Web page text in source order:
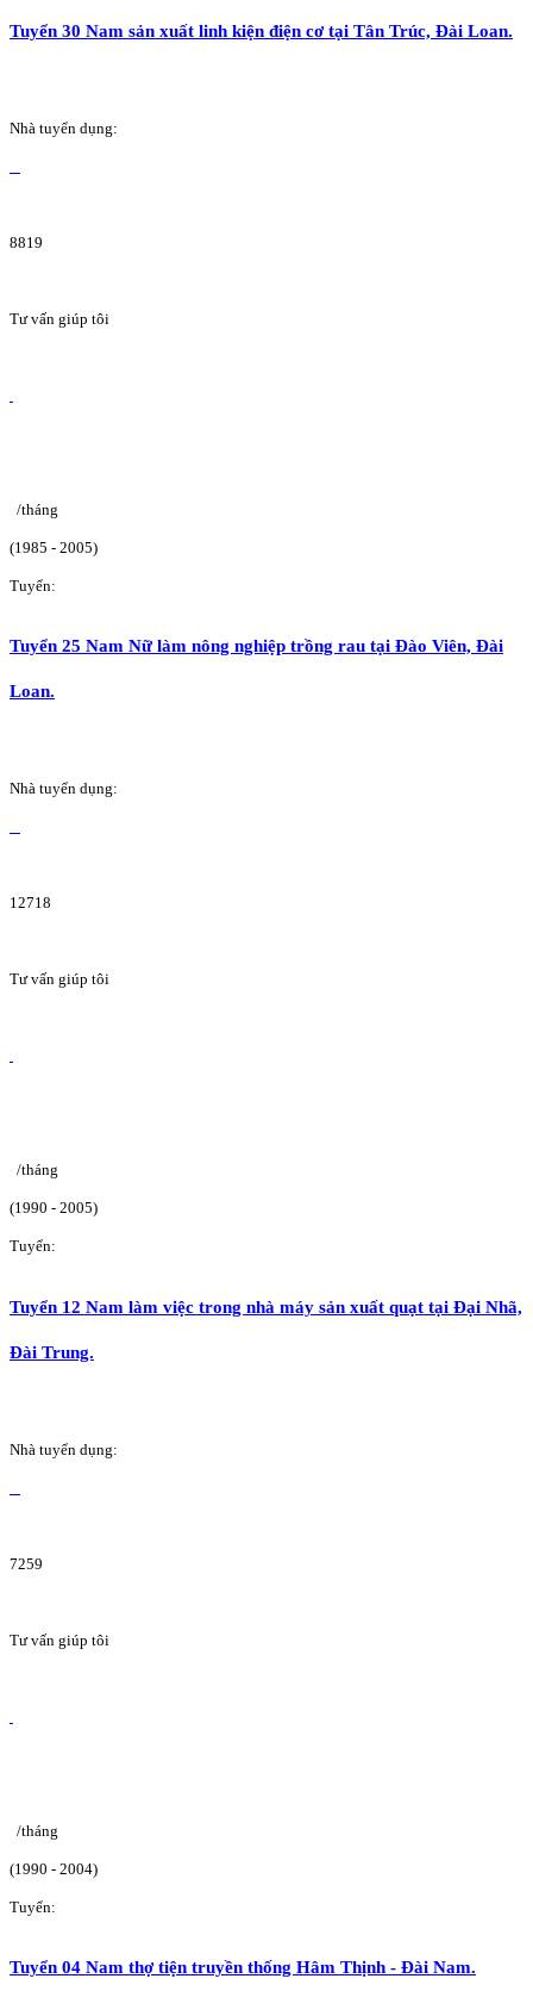
Tuyển 30 Nam sản xuất linh kiện điện cơ tại Tân Trúc, Đài Loan.
Nhà tuyển dụng:
8819
Tư vấn giúp tôi
/tháng
(1985 - 2005)
Tuyển:
Tuyển 25 Nam Nữ làm nông nghiệp trồng rau tại Đào Viên, Đài
Loan.
Nhà tuyển dụng:
12718
Tư vấn giúp tôi
/tháng
(1990 - 2005)
Tuyển:
Tuyển 12 Nam làm việc trong nhà máy sản xuất quạt tại Đại Nhã,
Đài Trung.
Nhà tuyển dụng:
7259
Tư vấn giúp tôi
/tháng
(1990 - 2004)
Tuyển:
Tuyển 04 Nam thợ tiện truyền thống Hâm Thịnh - Đài Nam.